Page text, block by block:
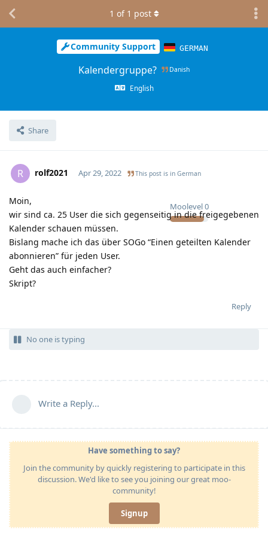
Community Support GERMAN
Kalendergruppe? Danish
English
Share
1 of 1 post
R rolf2021
Moolevel0
Apr 29, 2022 This post is in German
Moin,
wir sind ca. 25 User die sich gegenseitig in die freigegebenen
Kalender schauen müssen.
Bislang mache ich das über SOGo “Einen geteilten Kalender
abonnieren” für jeden User.
Geht das auch einfacher?
Skript?
Reply
No one is typing
Write a Reply...
Have something to say?
Join the community by quickly registering to participate in this
discussion. We'd like to see you joining our great moo-
community!
Signup